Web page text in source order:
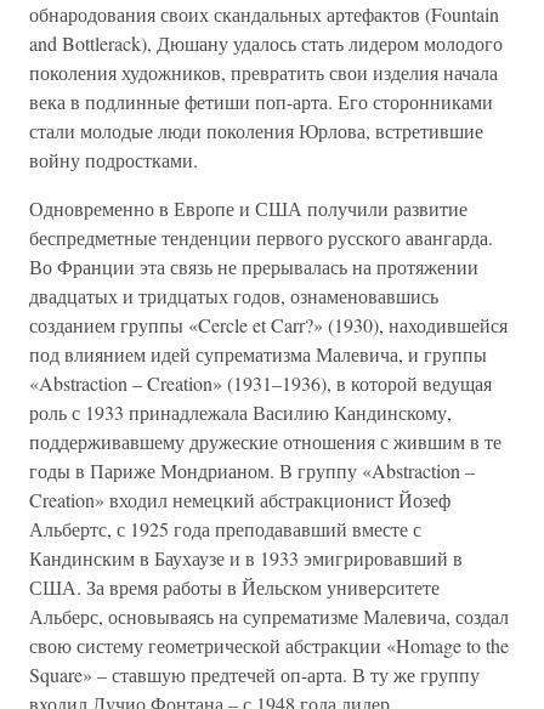
обнародования своих скандальных артефактов (Fountain
and Bottlerack), Дюшану удалось стать лидером молодого
поколения художников, превратить свои изделия начала
века в подлинные фетиши поп-арта. Его сторонниками
стали молодые люди поколения Юрлова, встретившие
войну подростками.
Одновременно в Европе и США получили развитие
беспредметные тенденции первого русского авангарда.
Во Франции эта связь не прерывалась на протяжении
двадцатых и тридцатых годов, ознаменовавшись
созданием группы «Cercle et Carr?» (1930), находившейся
под влиянием идей супрематизма Малевича, и группы
«Abstraction – Creation» (1931–1936), в которой ведущая
роль с 1933 принадлежала Василию Кандинскому,
поддерживавшему дружеские отношения с жившим в те
годы в Париже Мондрианом. В группу «Abstraction –
Creation» входил немецкий абстракционист Йозеф
Альбертс, с 1925 года преподававший вместе с
Кандинским в Баухаузе и в 1933 эмигрировавший в
США. За время работы в Йельском университете
Альберс, основываясь на супрематизме Малевича, создал
свою систему геометрической абстракции «Homage to the
Square» – ставшую предтечей оп-арта. В ту же группу
входил Лучио Фонтана – с 1948 года лидер